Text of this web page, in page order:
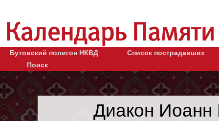
Бутовский полигон НКВД
Список пострадавших
Поиск
Диакон Иоанн